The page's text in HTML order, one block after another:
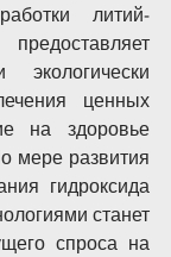
литий-
ценных
на здоровье
мере развития
гидроксида
станет
спроса на